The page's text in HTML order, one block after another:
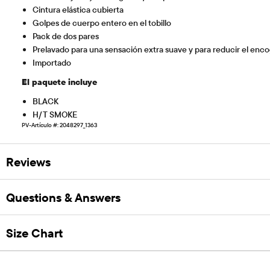
Cintura elástica cubierta
Golpes de cuerpo entero en el tobillo
Pack de dos pares
Prelavado para una sensación extra suave y para reducir el
Importado
El paquete incluye
BLACK
H/T SMOKE
PV-Artículo #: 2048297_1363
Reviews
Questions & Answers
Size Chart